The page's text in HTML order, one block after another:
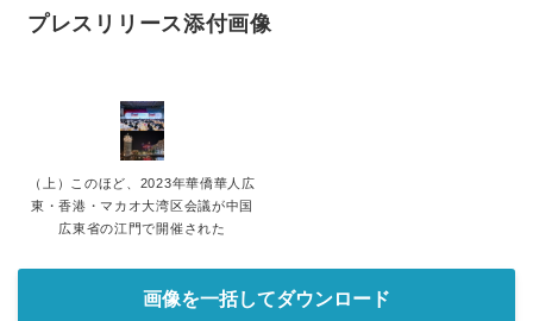
プレスリリース添付画像
（上）このほど、2023年華僑華人広
東・香港・マカオ大湾区会議が中国
広東省の江門で開催された
画像を一括してダウンロード